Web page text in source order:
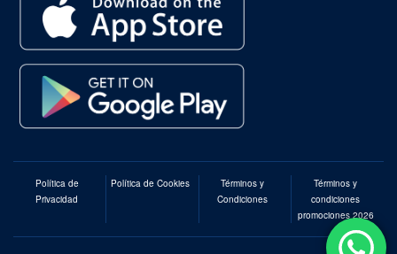
Política de
Privacidad
Política de Cookies
Términos y
Condiciones
Términos y
condiciones
promociones 2026